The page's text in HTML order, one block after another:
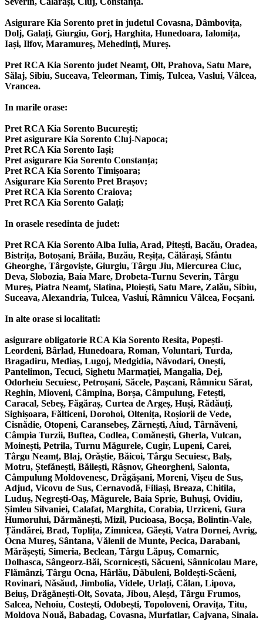
Asigurare Kia Sorento pret in judetul Covasna, Dâmbovița,
Dolj, Galați, Giurgiu, Gorj, Harghita, Hunedoara, Ialomița,
Iași, Ilfov, Maramureș, Mehedinți, Mureș.
Pret RCA Kia Sorento judet Neamț, Olt, Prahova, Satu Mare,
Sălaj, Sibiu, Suceava, Teleorman, Timiș, Tulcea, Vaslui, Vâlcea,
Vrancea.
In marile orase:
Pret RCA Kia Sorento București;
Pret asigurare Kia Sorento Cluj-Napoca;
Pret RCA Kia Sorento Iași;
Pret asigurare Kia Sorento Constanța;
Pret RCA Kia Sorento Timișoara;
Asigurare Kia Sorento Pret Brașov;
Pret RCA Kia Sorento Craiova;
Pret RCA Kia Sorento Galați;
In orasele resedinta de judet:
Pret RCA Kia Sorento Alba Iulia, Arad, Pitești, Bacău, Oradea,
Bistrița, Botoșani, Brăila, Buzău, Reșița, Călărași, Sfântu
Gheorghe, Târgoviște, Giurgiu, Târgu Jiu, Miercurea Ciuc,
Deva, Slobozia, Baia Mare, Drobeta-Turnu Severin, Târgu
Mureș, Piatra Neamț, Slatina, Ploiești, Satu Mare, Zalău, Sibiu,
Suceava, Alexandria, Tulcea, Vaslui, Râmnicu Vâlcea, Focșani.
In alte orase si localitati:
asigurare obligatorie RCA Kia Sorento Resita, Popești-
Leordeni, Bârlad, Hunedoara, Roman, Voluntari, Turda,
Bragadiru, Mediaș, Lugoj, Medgidia, Năvodari, Onești,
Pantelimon, Tecuci, Sighetu Marmației, Mangalia, Dej,
Odorheiu Secuiesc, Petroșani, Săcele, Pașcani, Râmnicu Sărat,
Reghin, Mioveni, Câmpina, Borșa, Câmpulung, Fetești,
Caracal, Sebeș, Făgăraș, Curtea de Argeș, Huși, Rădăuți,
Sighișoara, Fălticeni, Dorohoi, Oltenița, Roșiorii de Vede,
Cisnădie, Otopeni, Caransebeș, Zărnești, Aiud, Târnăveni,
Câmpia Turzii, Buftea, Codlea, Comănești, Gherla, Vulcan,
Moinești, Petrila, Turnu Măgurele, Cugir, Lupeni, Carei,
Târgu Neamț, Blaj, Orăștie, Băicoi, Târgu Secuiesc, Balș,
Motru, Ștefănești, Băilești, Râșnov, Gheorgheni, Salonta,
Câmpulung Moldovenesc, Drăgășani, Moreni, Vișeu de Sus,
Adjud, Vicovu de Sus, Cernavodă, Filiași, Breaza, Chitila,
Luduș, Negrești-Oaș, Măgurele, Baia Sprie, Buhuși, Ovidiu,
Șimleu Silvaniei, Calafat, Marghita, Corabia, Urziceni, Gura
Humorului, Dărmănești, Mizil, Pucioasa, Bocșa, Bolintin-Vale,
Țăndărei, Brad, Toplița, Zimnicea, Găești, Vatra Dornei, Avrig,
Ocna Mureș, Sântana, Vălenii de Munte, Pecica, Darabani,
Mărășești, Simeria, Beclean, Târgu Lăpuș, Comarnic,
Dolhasca, Sângeorz-Băi, Scornicești, Săcueni, Sânnicolau Mare,
Flămânzi, Târgu Ocna, Hârlău, Dăbuleni, Boldești-Scăeni,
Rovinari, Năsăud, Jimbolia, Videle, Urlați, Călan, Lipova,
Beiuș, Drăgănești-Olt, Sovata, Jibou, Aleșd, Târgu Frumos,
Salcea, Nehoiu, Costești, Odobești, Topoloveni, Oravița, Titu,
Moldova Nouă, Babadag, Covasna, Murfatlar, Cajvana, Sinaia.